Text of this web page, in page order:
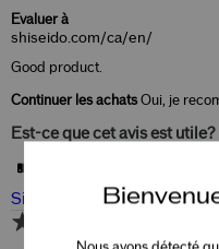
Evaluer à
shiseido.com/ca/en/
Good product.
Continuer les achatsOui, je
Est-ce que cet avis est utile?
Signaler un avis